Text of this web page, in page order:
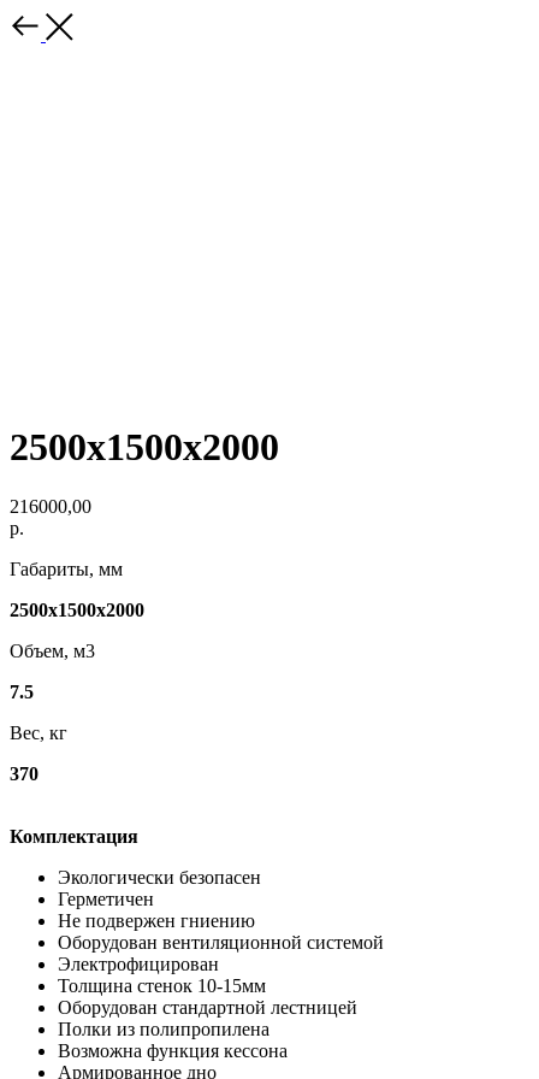
2500х1500х2000
216000,00
р.
Габариты, мм
2500х1500х2000
Объем, м3
7.5
Вес, кг
370
Комплектация
Экологически безопасен
Герметичен
Не подвержен гниению
Оборудован вентиляционной системой
Электрофицирован
Толщина стенок 10-15мм
Оборудован стандартной лестницей
Полки из полипропилена
Возможна функция кессона
Армированное дно